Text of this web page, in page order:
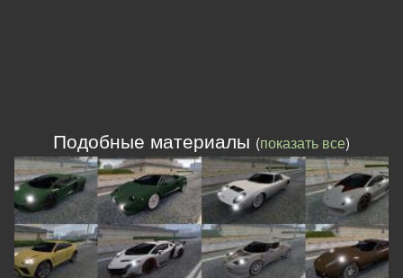
Подобные материалы (показать все)